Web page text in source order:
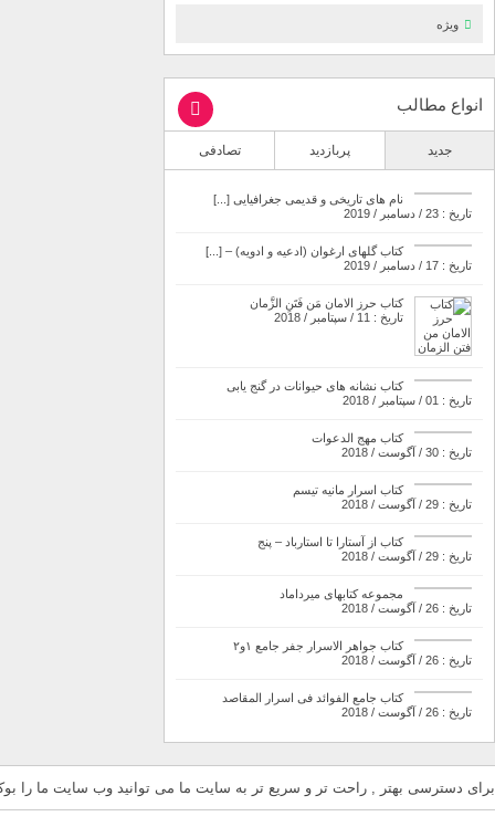
ویژه
انواع مطالب
جدید پربازدید تصادفی
نام های تاریخی و قدیمی جغرافیایی [...]
تاریخ : 23 / دسامبر / 2019
کتاب گلهای ارغوان (ادعیه و ادویه) – [...]
تاریخ : 17 / دسامبر / 2019
کتاب حرز الامان مَن فَتَنِ الزَّمان
تاریخ : 11 / سپتامبر / 2018
کتاب نشانه های حیوانات در گنج یابی
تاریخ : 01 / سپتامبر / 2018
کتاب مهج الدعوات
تاریخ : 30 / آگوست / 2018
کتاب اسرار مانیه تیسم
تاریخ : 29 / آگوست / 2018
کتاب از آستارا تا استارباد – پنج
تاریخ : 29 / آگوست / 2018
مجموعه کتابهای میرداماد
تاریخ : 26 / آگوست / 2018
کتاب جواهر الاسرار جفر جامع ۱و۲
تاریخ : 26 / آگوست / 2018
کتاب جامع الفوائد فی اسرار المقاصد
تاریخ : 26 / آگوست / 2018
برای دسترسی بهتر , راحت تر و سریع تر به سایت ما می توانید وب سایت ما را